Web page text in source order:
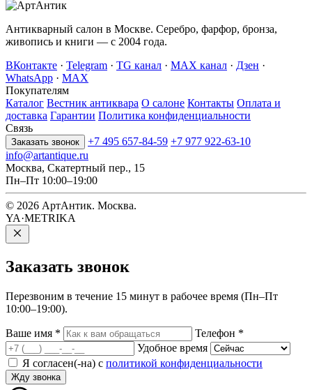
Антикварный салон в Москве. Серебро, фарфор, бронза,
живопись и книги — с 2004 года.
ВКонтакте · Telegram · TG канал · MAX канал · Дзен ·
WhatsApp · MAX
Покупателям
Каталог Вестник антиквара О салоне Контакты Оплата и
доставка Гарантии Политика конфиденциальности
Связь
Заказать звонок +7 495 657-84-59 +7 977 922-63-10
info@artantique.ru
Москва, Скатертный пер., 15
Пн–Пт 10:00–19:00
© 2026 АртАнтик. Москва.
YA·METRIKA
Заказать звонок
Перезвоним в течение 15 минут в рабочее время (Пн–Пт
10:00–19:00).
Ваше имя * Телефон *
Удобное время
Я согласен(-на) с политикой конфиденциальности
Жду звонка